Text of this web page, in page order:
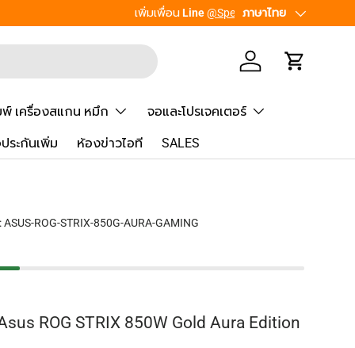
เพิ่มเพื่อนLine
ภาษา
ภาษาไทย
เข้าสู่ระบบรถเข็น
พ์ เครื่องสแกน หมึก จอและโปรเจคเตอร์
ระกันเพิ่ม ห้องข่าวไอที SALES
ASUS-ROG-STRIX-850G-AURA-GAMING
ROG STRIX 850W Gold Aura Edition